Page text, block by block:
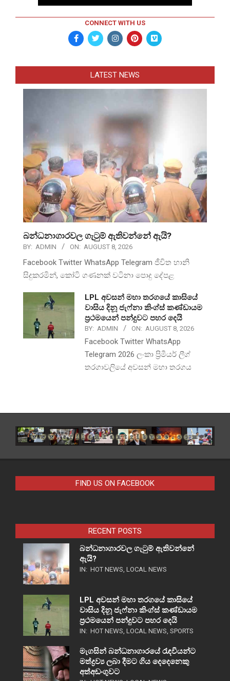
CONNECT WITH US
LATEST NEWS
බන්ධනාගාරවල ගැටුම් ඇතිවන්නේ ඇයි?
BY: ADMIN ON: AUGUST 8, 2026
Facebook Twitter WhatsApp Telegram ජීවිත හානි
සිදුකරමින්, කෝටි ගණනක් වටිනා පොදු දේපළ
LPL අවසන් මහා තරගයේ කාසියේ
වාසිය දිනූ ජැෆ්නා කිංග්ස් කණ්ඩායම
ප්‍රථමයෙන් පන්දුවට පහර දෙයි
BY: ADMIN ON: AUGUST 8, 2026
Facebook Twitter WhatsApp
Telegram 2026 ලංකා ප්‍රිමීයර් ලීග්
තරගාවලියේ අවසන් මහා තරගය
FIND US ON FACEBOOK
RECENT POSTS
බන්ධනාගාරවල ගැටුම් ඇතිවන්නේ
ඇයි?
IN: HOT NEWS, LOCAL NEWS
LPL අවසන් මහා තරගයේ කාසියේ
වාසිය දිනූ ජැෆ්නා කිංග්ස් කණ්ඩායම
ප්‍රථමයෙන් පන්දුවට පහර දෙයි
IN: HOT NEWS, LOCAL NEWS, SPORTS
මැගසින් බන්ධනාගාරයේ රැඳවියන්ට
මත්ද්‍රව්‍ය ලබා දීමට ගිය දෙදෙනෙකු
අත්අඩංගුවට